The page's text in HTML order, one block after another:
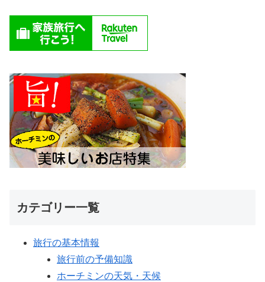
カテゴリー一覧
旅行の基本情報
旅行前の予備知識
ホーチミンの天気・天候